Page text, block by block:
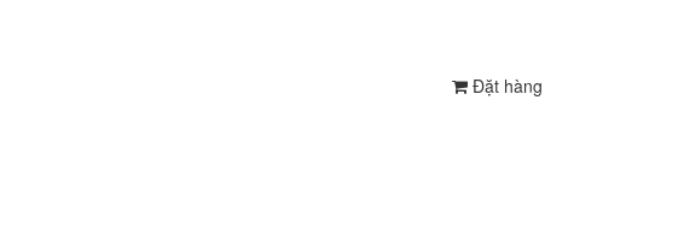
Đặt hàng